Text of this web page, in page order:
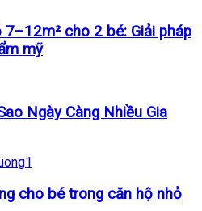
cho 2 bé: Giải pháp
mỹ
Ngày Càng Nhiều Gia
cho bé trong căn hộ nhỏ